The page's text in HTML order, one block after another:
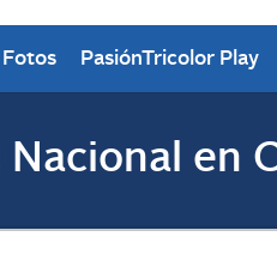
Fotos PasiónTricolor Play
en